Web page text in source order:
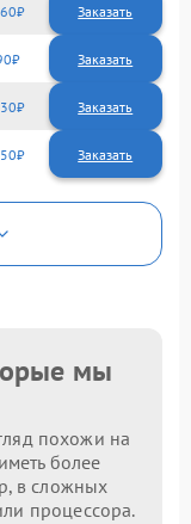
мы
похожи на
более
в сложных
процессора.